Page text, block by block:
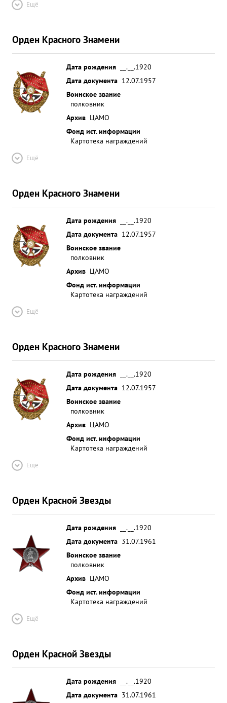
Ещё
Орден Красного Знамени
Дата рождения
__.__.1920
Дата документа 12.07.1957
Воинское звание
полковник
Архив ЦАМО
Фонд ист. информации
Картотека награждений
Ещё
Орден Красного Знамени
Дата рождения
__.__.1920
Дата документа 12.07.1957
Воинское звание
полковник
Архив ЦАМО
Фонд ист. информации
Картотека награждений
Ещё
Орден Красного Знамени
Дата рождения
__.__.1920
Дата документа 12.07.1957
Воинское звание
полковник
Архив ЦАМО
Фонд ист. информации
Картотека награждений
Ещё
Орден Красной Звезды
Дата рождения
__.__.1920
Дата документа 31.07.1961
Воинское звание
полковник
Архив ЦАМО
Фонд ист. информации
Картотека награждений
Ещё
Орден Красной Звезды
Дата рождения
__.__.1920
Дата документа 31.07.1961